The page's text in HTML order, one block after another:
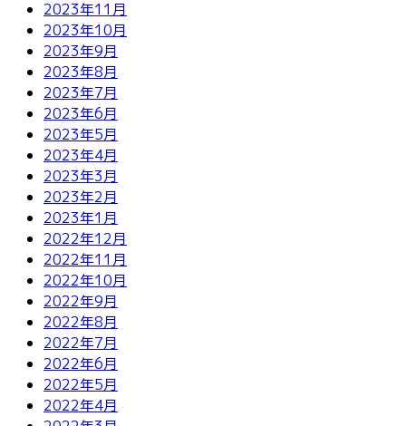
2023年11月
2023年10月
2023年9月
2023年8月
2023年7月
2023年6月
2023年5月
2023年4月
2023年3月
2023年2月
2023年1月
2022年12月
2022年11月
2022年10月
2022年9月
2022年8月
2022年7月
2022年6月
2022年5月
2022年4月